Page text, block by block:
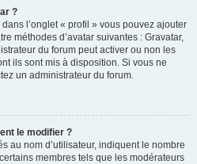
?
l’onglet « profil » vous pouvez ajouter
méthodes d’avatar suivantes : Gravatar,
du forum peut activer ou non les
ils sont mis à disposition. Si vous ne
un administrateur du forum.
le modifier ?
au nom d’utilisateur, indiquent le nombre
membres tels que les modérateurs